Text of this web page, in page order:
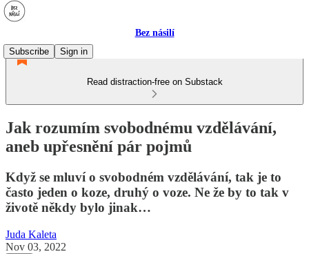
Bez násilí
Subscribe
Sign in
Read distraction-free on Substack
Jak rozumím svobodnému vzdělávání,
aneb upřesnění pár pojmů
Když se mluví o svobodném vzdělávání, tak je to
často jeden o koze, druhý o voze. Ne že by to tak v
životě někdy bylo jinak…
Juda Kaleta
Nov 03, 2022